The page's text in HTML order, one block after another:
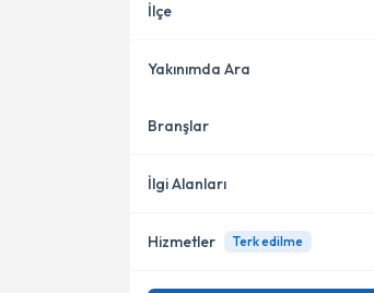
İlçe
Meram
Selçuklu
Yakınımda Ara
Konumuma yakın uzmanları
Branşlar
Aile Danışmanı
İlgi Alanları
Hizmetler Terk edilme